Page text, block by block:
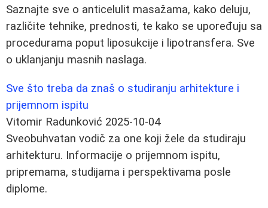
Saznajte sve o anticelulit masažama, kako deluju,
različite tehnike, prednosti, te kako se upoređuju sa
procedurama poput liposukcije i lipotransfera. Sve
o uklanjanju masnih naslaga.
Sve što treba da znaš o studiranju arhitekture i
prijemnom ispitu
Vitomir Radunković 2025-10-04
Sveobuhvatan vodič za one koji žele da studiraju
arhitekturu. Informacije o prijemnom ispitu,
pripremama, studijama i perspektivama posle
diplome.